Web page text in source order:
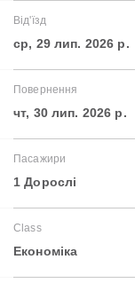
Від'їзд
ср, 29 лип. 2026 р.
Повернення
чт, 30 лип. 2026 р.
Пасажири
1 Дорослі
Class
Економіка